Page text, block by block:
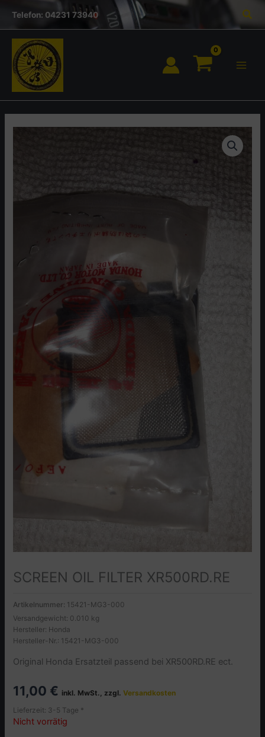
springen
Inhalt
Telefon: 04231 73940
SCREEN OIL FILTER XR500RD.RE
Artikelnummer: 15421-MG3-000
Versandgewicht: 0.010 kg
Hersteller: Honda
Hersteller-Nr.: 15421-MG3-000
Original Honda Ersatzteil passend bei XR500RD.RE ect.
11,00 € inkl. MwSt., zzgl.Versandkosten
Lieferzeit: 3-5 Tage *
Nicht vorrätig